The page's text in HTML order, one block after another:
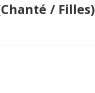
/ Filles)